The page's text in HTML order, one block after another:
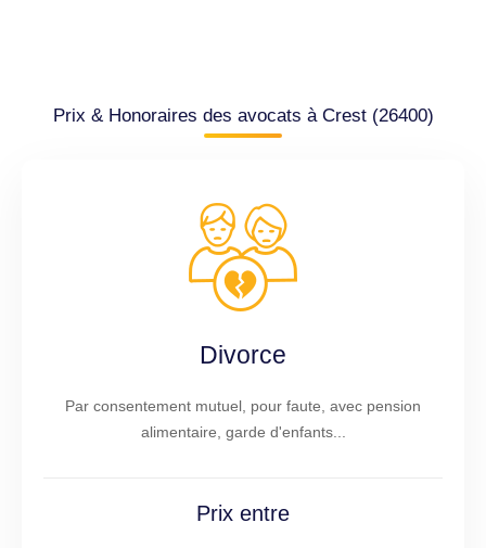
Prix & Honoraires des avocats à Crest (26400)
Divorce
Par consentement mutuel, pour faute, avec pension
alimentaire, garde d'enfants...
Prix entre